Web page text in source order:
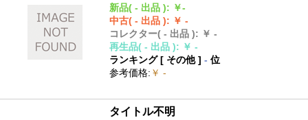
新品( - 出品 ): ￥-
中古( - 出品 ): ￥ -
コレクター( - 出品 ): ￥ -
再生品( - 出品 ): ￥ -
ランキング [ その他]- 位
参考価格: ￥ -
タイトル不明